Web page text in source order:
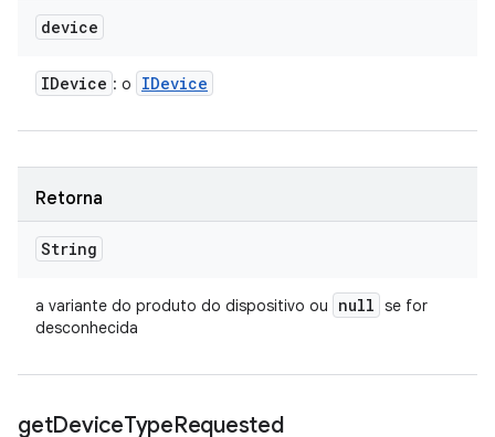
device
IDevice : o IDevice
Retorna
String
a variante do produto do dispositivo ou null se for
desconhecida
getDeviceTypeRequested